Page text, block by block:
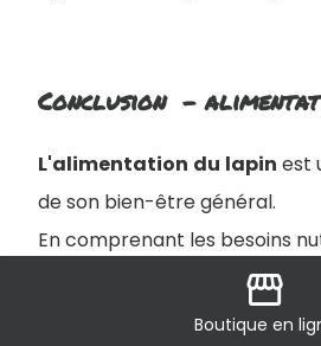
Conclusion -
L'alimentation du lapin est
de son bien-être général.
En comprenant les besoins
spécifiques des lapins et en
alimentation équilibrée, vous
storefront
Boutique en